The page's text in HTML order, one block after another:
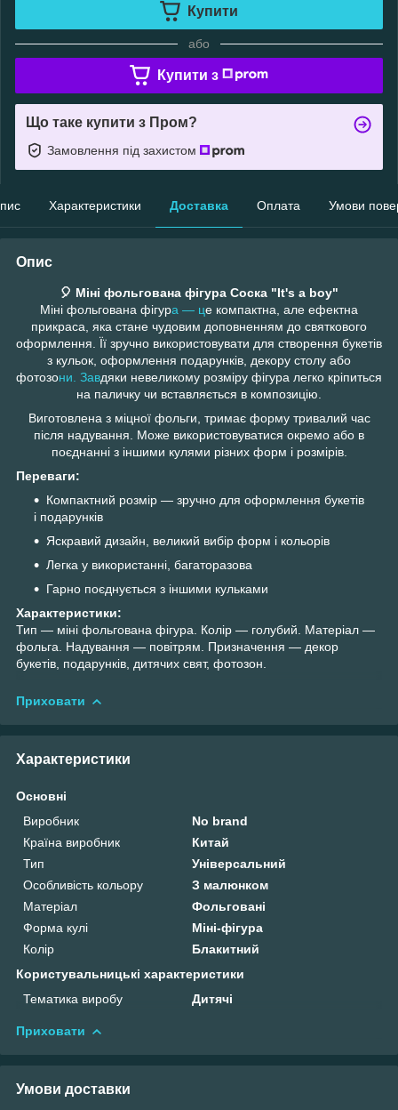
Купити
або
Купити з
Що таке купити з Пром?
Замовлення під захистом
Характеристики Доставка Оплата Умови
Опис
🎈 Міні фольгована фігура Соска "It's a boy"
Міні фольгована фігура — це компактна, але ефектна
прикраса, яка стане чудовим доповненням до святкового
оформлення. Її зручно використовувати для створення букетів
з кульок, оформлення подарунків, декору столу або
фотозони. Завдяки невеликому розміру фігура легко кріпиться
на паличку чи вставляється в композицію.
Виготовлена з міцної фольги, тримає форму тривалий час
після надування. Може використовуватися окремо або в
поєднанні з іншими кулями різних форм і розмірів.
Переваги:
Компактний розмір — зручно для оформлення букетів
і подарунків
Яскравий дизайн, великий вибір форм і кольорів
Легка у використанні, багаторазова
Гарно поєднується з іншими кульками
Характеристики:
Тип — міні фольгована фігура. Колір — голубий. Матеріал —
фольга. Надування — повітрям. Призначення — декор
букетів, подарунків, дитячих свят, фотозон.
Приховати
Характеристики
Основні
Виробник
No brand
Країна виробник
Китай
Тип
Універсальний
Особливість кольору
З малюнком
Матеріал
Фольговані
Форма кулі
Міні-фігура
Колір
Блакитний
Користувальницькі характеристики
Тематика виробу
Дитячі
Приховати
Умови доставки